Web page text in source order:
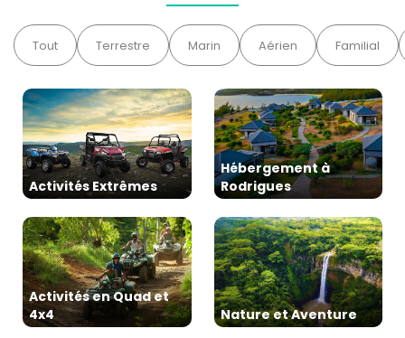
Tout Terrestre Marin Aérien Familial
Activités Extrêmes
Hébergement à
Rodrigues
Activités en Quad et
4x4
Nature et Aventure